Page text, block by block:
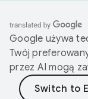
Google używa
Twój
przez AI mogą